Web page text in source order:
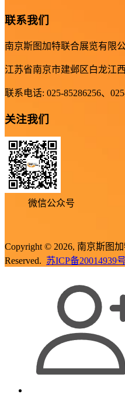
联系我们
南京斯图加特联合展览有限
江苏省南京市建邺区白龙江
联系电话: 025-85286256、
关注我们
微信公众号
Copyright © 2026, 南京斯图
Reserved. 苏ICP备20014939